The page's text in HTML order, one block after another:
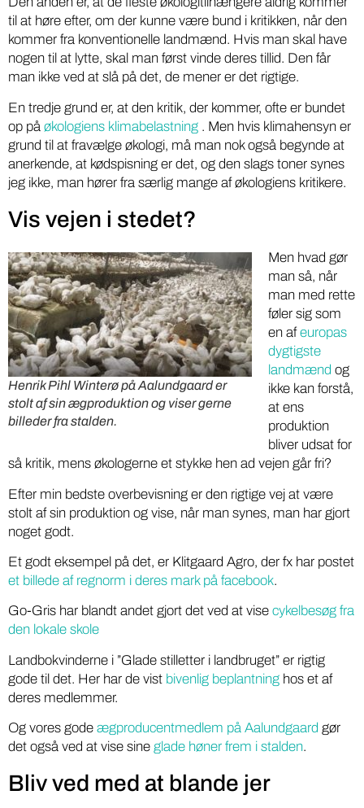
til at høre efter, om der kunne være bund i kritikken, når den
kommer fra konventionelle landmænd. Hvis man skal have
nogen til at lytte, skal man først vinde deres tillid. Den får
man ikke ved at slå på det, de mener er det rigtige.
En tredje grund er, at den kritik, der kommer, ofte er bundet
op på økologiens klimabelastning . Men hvis klimahensyn er
grund til at fravælge økologi, må man nok også begynde at
anerkende, at kødspisning er det, og den slags toner synes
jeg ikke, man hører fra særlig mange af økologiens kritikere.
Vis vejen i stedet?
Henrik Pihl Winterø på Aalundgaard er
stolt af sin ægproduktion og viser gerne
billeder fra stalden.
Men hvad gør
man så, når
man med rette
føler sig som
en afeuropas
dygtigste
landmænd og
ikke kan forstå,
at ens
produktion
bliver udsat for
så kritik, mens økologerne et stykke hen ad vejen går fri?
Efter min bedste overbevisning er den rigtige vej at være
stolt af sin produktion og vise, når man synes, man har gjort
noget godt.
Et godt eksempel på det, er Klitgaard Agro, der fx har postet
et billede af regnorm i deres mark på facebook.
Go-Gris har blandt andet gjort det ved at vise cykelbesøg fra
den lokale skole
Landbokvinderne i ”Glade stilletter i landbruget” er rigtig
gode til det. Her har de vist bivenlig beplantning hos et af
deres medlemmer.
Og vores gode ægproducentmedlem på Aalundgaard gør
det også ved at vise sine glade høner frem i stalden.
Bliv ved med at blande jer